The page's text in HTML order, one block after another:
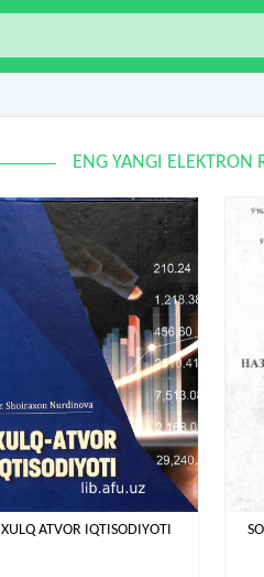
ENG YANGI ELEKTRON
XULQ ATVOR IQTISODIYOTI